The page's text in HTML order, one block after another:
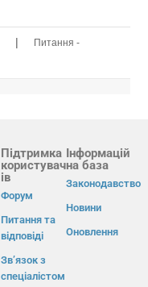
|
Питання -
Підтримка
користувач
ів
Форум
Питання та
відповіді
Зв’язок з
спеціалістом
Інформацій
на база
Законодавство
Новини
Оновлення